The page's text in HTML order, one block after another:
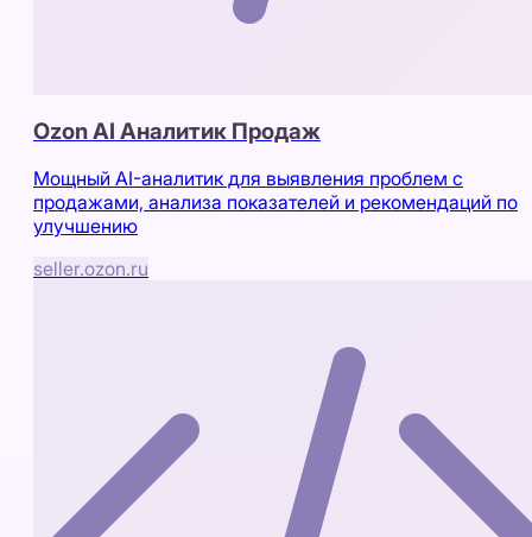
Ozon AI Аналитик Продаж
Мощный AI-аналитик для выявления проблем с
продажами, анализа показателей и рекомендаций по
улучшению
seller.ozon.ru